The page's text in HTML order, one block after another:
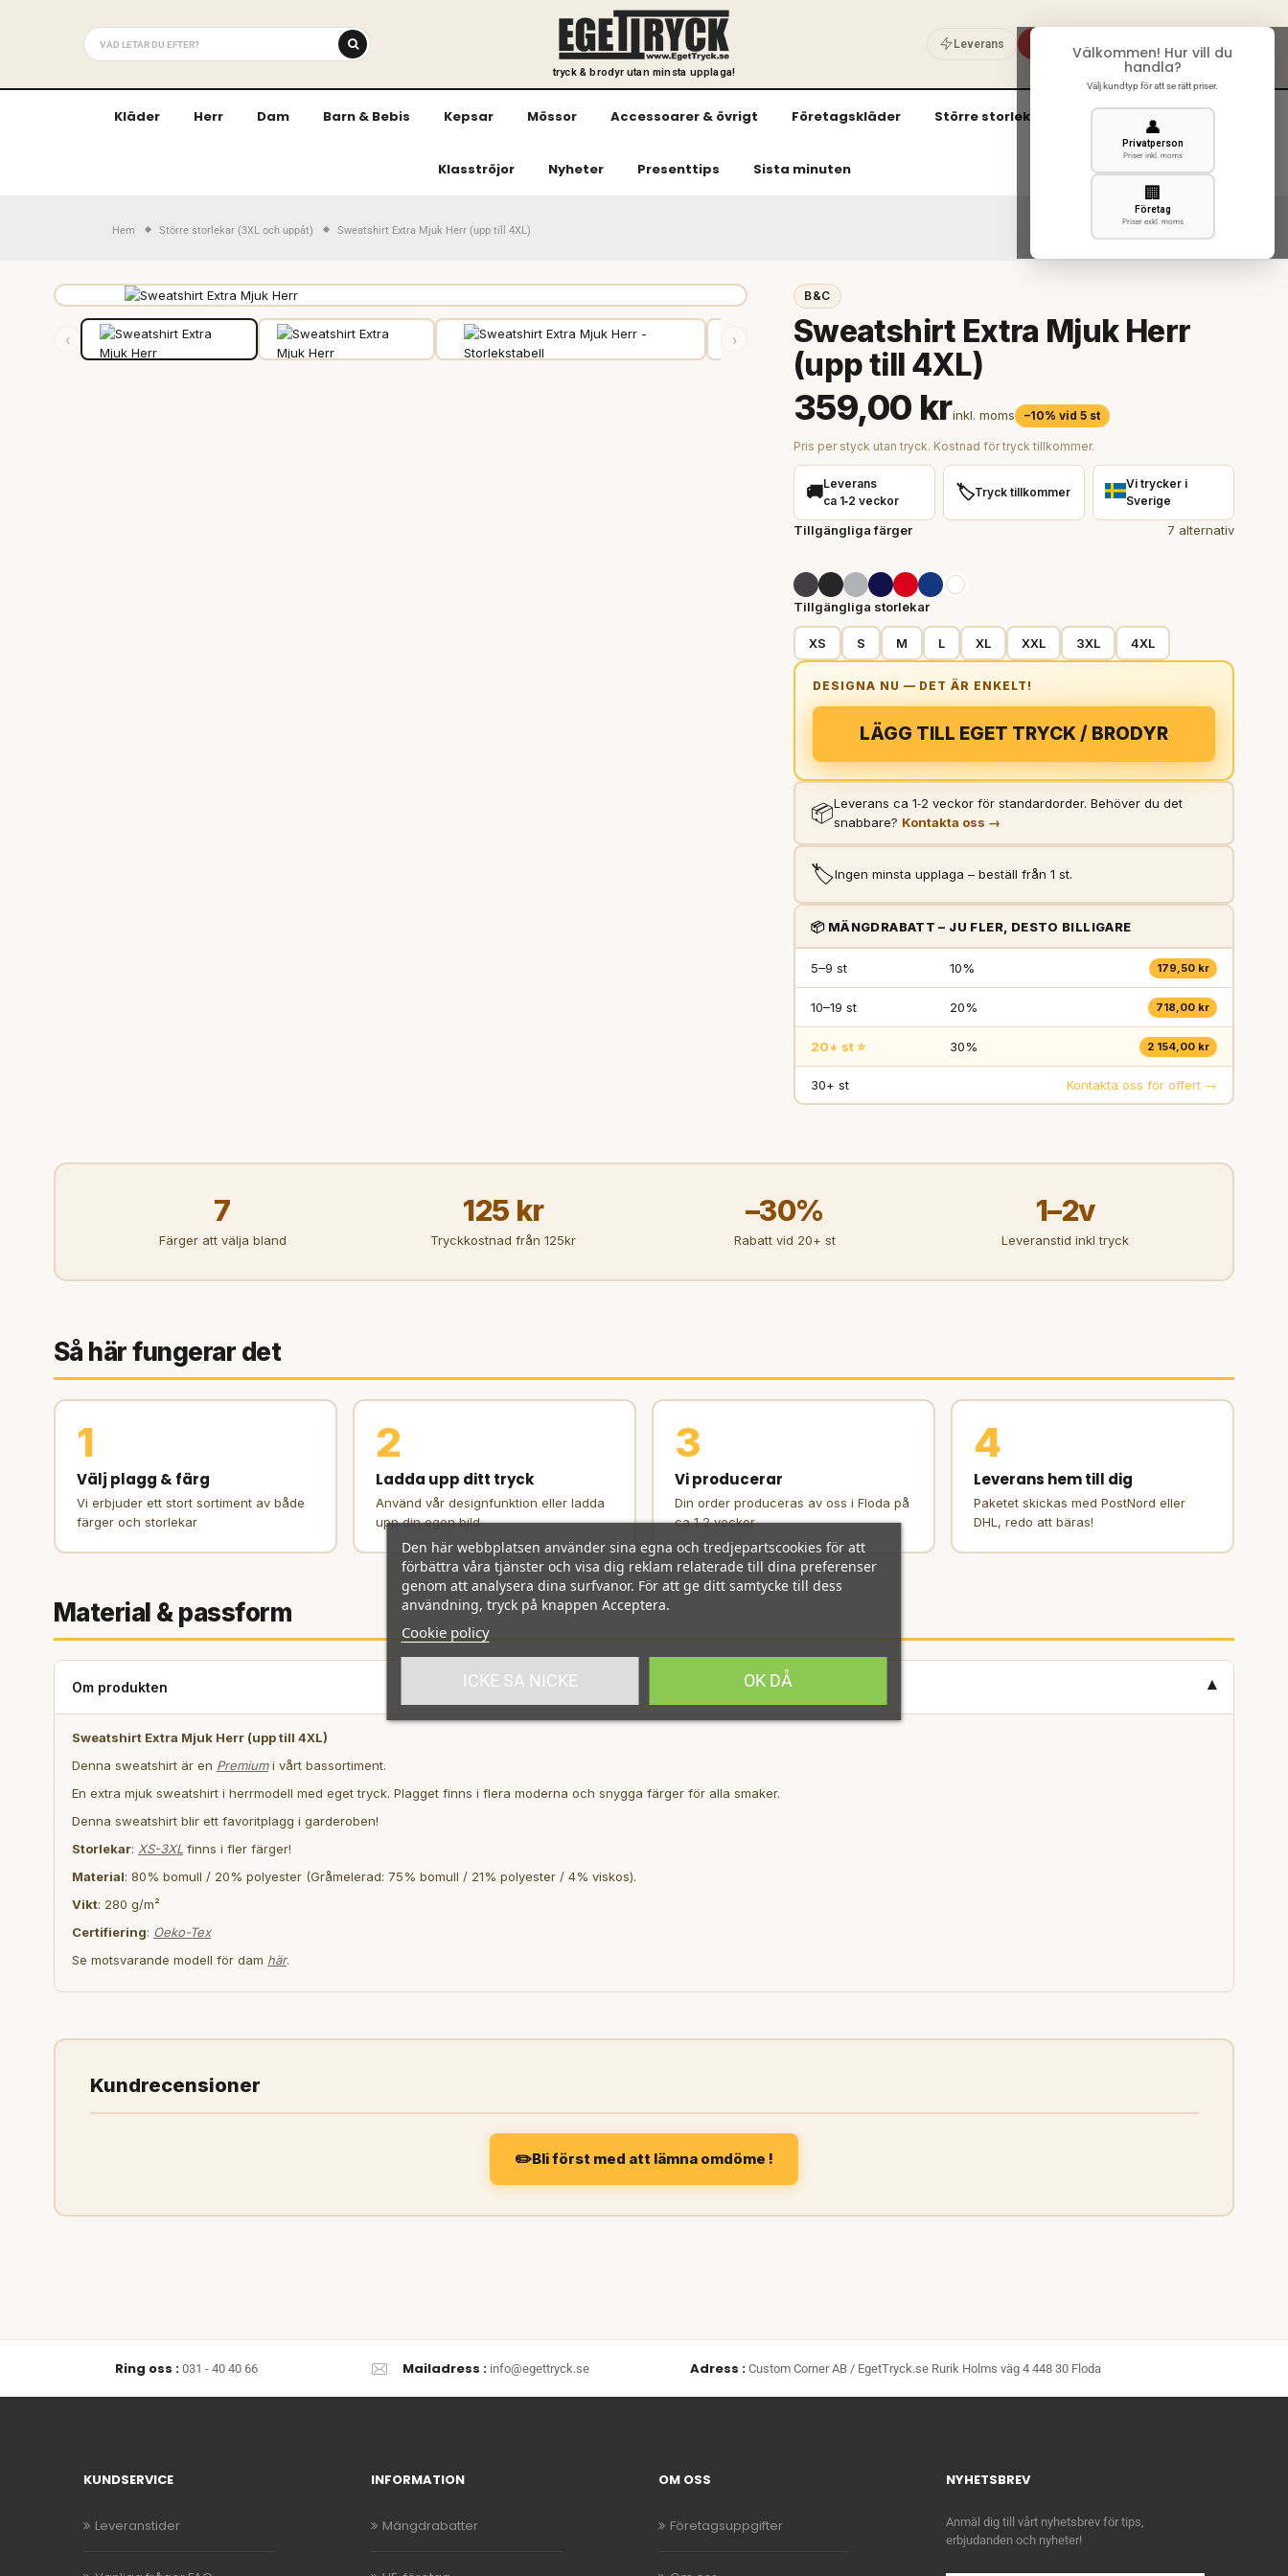
tryck & brodyr utan minsta upplaga!
Leverans Välkommen! Hur vill du
handla?
Välj kundtyp för att se rätt priser.
👤
Privatperson
Priser inkl. moms
🏢
Företag
Priser exkl. moms
0
Kläder Herr Dam Barn & Bebis Kepsar Mössor Accessoarer & övrigt Företagskläder Större storlekar (3XL och uppåt)
Klasströjor Nyheter Presenttips Sista minuten
Hem Större storlekar (3XL och uppåt) Sweatshirt Extra Mjuk Herr (upp till 4XL)
‹ ›
B&C
Sweatshirt Extra Mjuk Herr
(upp till 4XL)
359,00 krinkl. moms –10% vid 5 st
Pris per styck utan tryck. Kostnad för tryck tillkommer.
🚚Leverans
ca 1‑2 veckor
🏷️Tryck tillkommer
Vi trycker i
Sverige
Tillgängliga färger 7 alternativ
Tillgängliga storlekar
XS S M L XL XXL 3XL 4XL
LÄGG TILL EGET TRYCK / BRODYR
📦Leverans ca 1‑2 veckor för standardorder. Behöver du det
snabbare? Kontakta oss →
🏷️Ingen minsta upplaga – beställ från 1 st.
📦 MÄNGDRABATT – JU FLER, DESTO BILLIGARE
5–9 st 10% 179,50 kr
10–19 st 20% 718,00 kr
20+ st ⭐ 30% 2 154,00 kr
30+ st Kontakta oss för offert →
7
Färger att välja bland
125 kr
Tryckkostnad från 125kr
–30%
Rabatt vid 20+ st
1–2v
Leveranstid inkl tryck
Så här fungerar det
1
Välj plagg & färg
Vi erbjuder ett stort sortiment av både
färger och storlekar
2
Ladda upp ditt tryck
Använd vår designfunktion eller ladda
upp din egen bild
3
Vi producerar
Din order produceras av oss i Floda på
ca 1‑2 veckor
4
Leverans hem till dig
Paketet skickas med PostNord eller
DHL, redo att bäras!
Material & passform
Om produkten ▾
Sweatshirt Extra Mjuk Herr (upp till 4XL)
Denna sweatshirt är en Premiumi vårt bassortiment.
En extra mjuk sweatshirt i herrmodell med eget tryck. Plagget finns i flera moderna och snygga färger för alla smaker.
Denna sweatshirt blir ett favoritplagg i garderoben!
Storlekar: XS-3XL finns i fler färger!
Material: 80% bomull / 20% polyester (Gråmelerad: 75% bomull / 21% polyester / 4% viskos).
Vikt: 280 g/m²
Certifiering: Oeko-Tex
Se motsvarande modell för dam här.
Bli först med att lämna omdöme !
Ring oss : 031 - 40 40 66 Mailadress : info@egettryck.se Adress : Custom Corner AB / EgetTryck.se Rurik Holms väg 4 448 30 Floda
KUNDSERVICE
Leveranstider
INFORMATION
Mängdrabatter
OM OSS
Företagsuppgifter
NYHETSBREV
Anmäl dig till vårt nyhetsbrev för tips,
erbjudanden och nyheter!
Den här webbplatsen använder sina egna och tredjepartscookies för att
förbättra våra tjänster och visa dig reklam relaterade till dina preferenser
genom att analysera dina surfvanor. För att ge ditt samtycke till dess
användning, tryck på knappen Acceptera.
Cookie policy
ICKE SA NICKE OK DÅ